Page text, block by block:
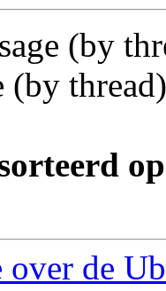
(by
(by
over de